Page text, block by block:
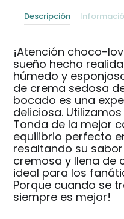
Descripción
¡Atención choco-
sueño hecho
húmedo y
de crema sedosa
bocado es una
deliciosa.
Tonda de la mejor
equilibrio perfecto
resaltando su sabor
cremosa y llena de
ideal para los
Porque cuando se
siempre es mejor!